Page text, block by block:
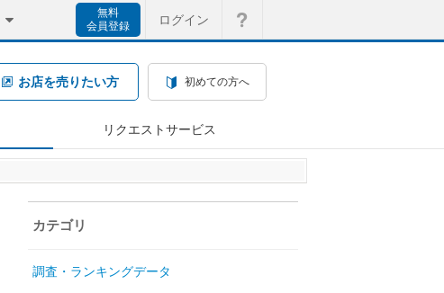
無料
会員登録
ログイン
お店を売りたい方 初めての方へ
リクエストサービス
カテゴリ
調査・ランキングデータ